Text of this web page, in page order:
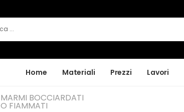
Home Materiali Prezzi Lavori
MARMI BOCCIARDATI
O FIAMMATI